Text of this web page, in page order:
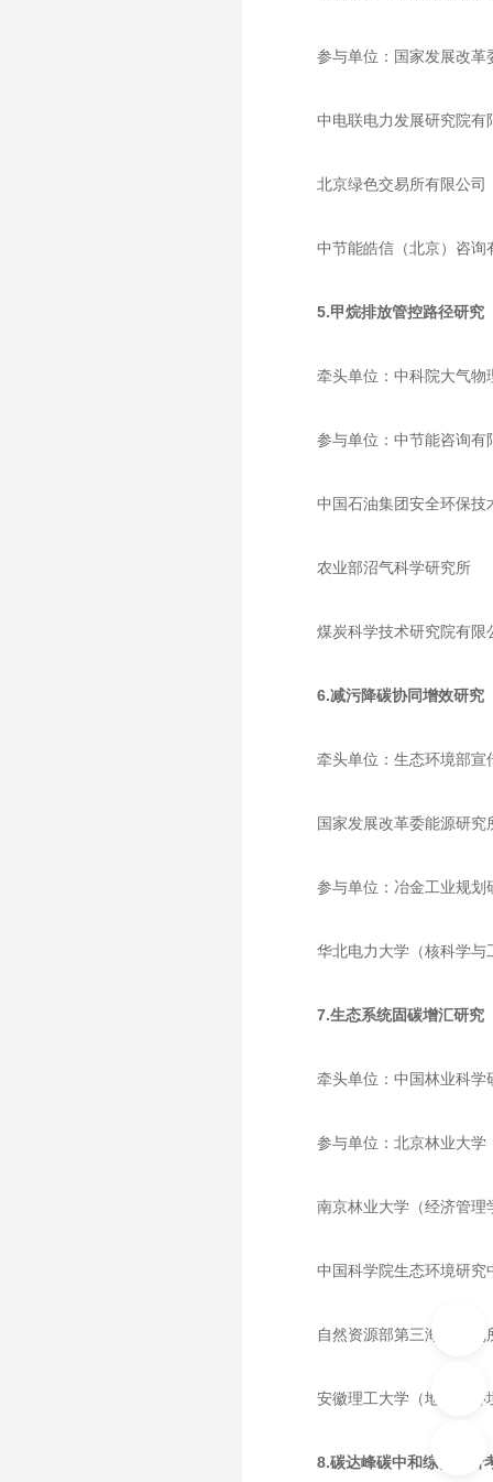
参与单位：国家发展改革
中电联电力发展研究院有
北京绿色交易所有限公司
中节能皓信（北京）咨询
5.甲烷排放管控路径研究
牵头单位：中科院大气物
参与单位：中节能咨询有
中国石油集团安全环保技
农业部沼气科学研究所
煤炭科学技术研究院有限
6.减污降碳协同增效研究
牵头单位：生态环境部宣
国家发展改革委能源研究
参与单位：冶金工业规划
华北电力大学（核科学与
7.生态系统固碳增汇研究
牵头单位：中国林业科
参与单位：北京林业大学
南京林业大学（经济管理
中国科学院生态环境研究
自然资源部第三海洋研究
安徽理工大学（地球与环
8.碳达峰碳中和综合评价